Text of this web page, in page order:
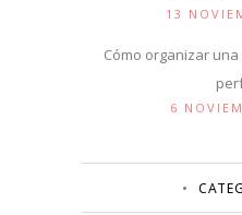
13
Cómo organizar
6